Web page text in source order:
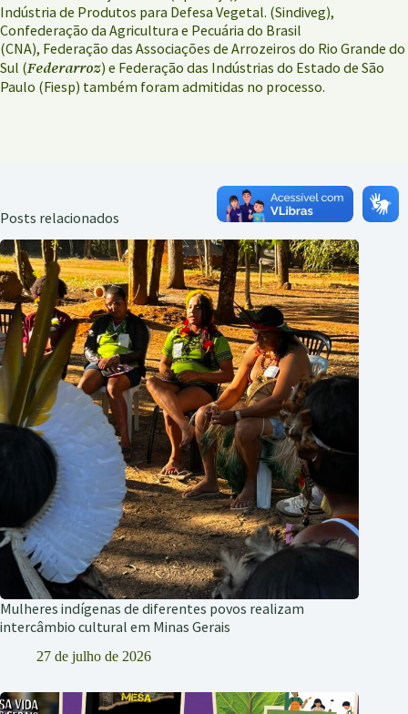
Indústria de Produtos para Defesa Vegetal. (Sindiveg),
Confederação da Agricultura e Pecuária do Brasil
(CNA), Federação das Associações de Arrozeiros do Rio Grande do
Sul (Federarroz) e Federação das Indústrias do Estado de São
Paulo (Fiesp) também foram admitidas no processo.
Posts relacionados
Mulheres indígenas de diferentes povos realizam
intercâmbio cultural em Minas Gerais
27 de julho de 2026